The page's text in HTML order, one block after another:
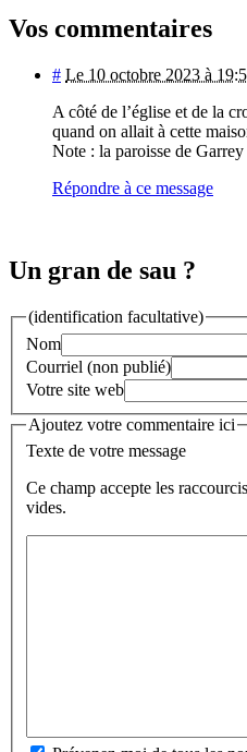
Vos commentaires
# Le 10 octobre 2023 à
A côté de l’église et de la
quand on allait à cette
Note : la paroisse de
Répondre à ce message
Un gran de sau ?
(identification facultative)
Nom
Courriel (non publié)
Votre site web
Ajoutez votre commentaire ici
Texte de votre message
Ce champ accepte les
vides.